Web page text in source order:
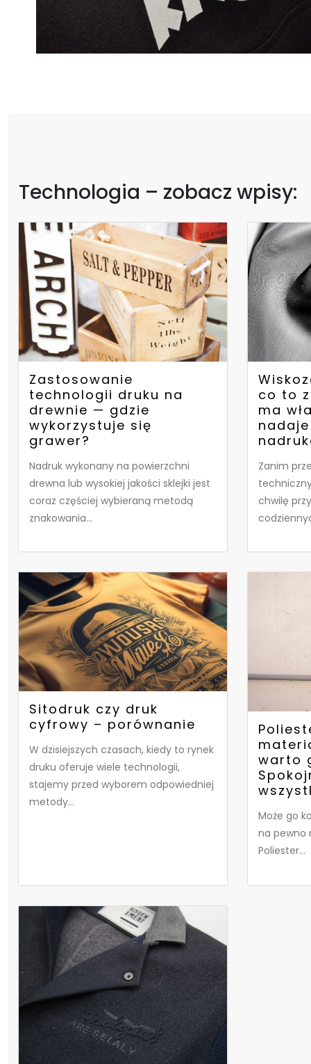
Technologia – zobacz wpisy:
Zastosowanie
technologii druku na
drewnie — gdzie
wykorzystuje się
grawer?
Nadruk wykonany na powierzchni
drewna lub wysokiej jakości sklejki jest
coraz częściej wybieraną metodą
znakowania...
co to
ma
Zanim
chwilę
Sitodruk czy druk
cyfrowy – porównanie
W dzisiejszych czasach, kiedy to rynek
druku oferuje wiele technologii,
stajemy przed wyborem odpowiedniej
metody...
warto
Może go
na pewno
Poliester...